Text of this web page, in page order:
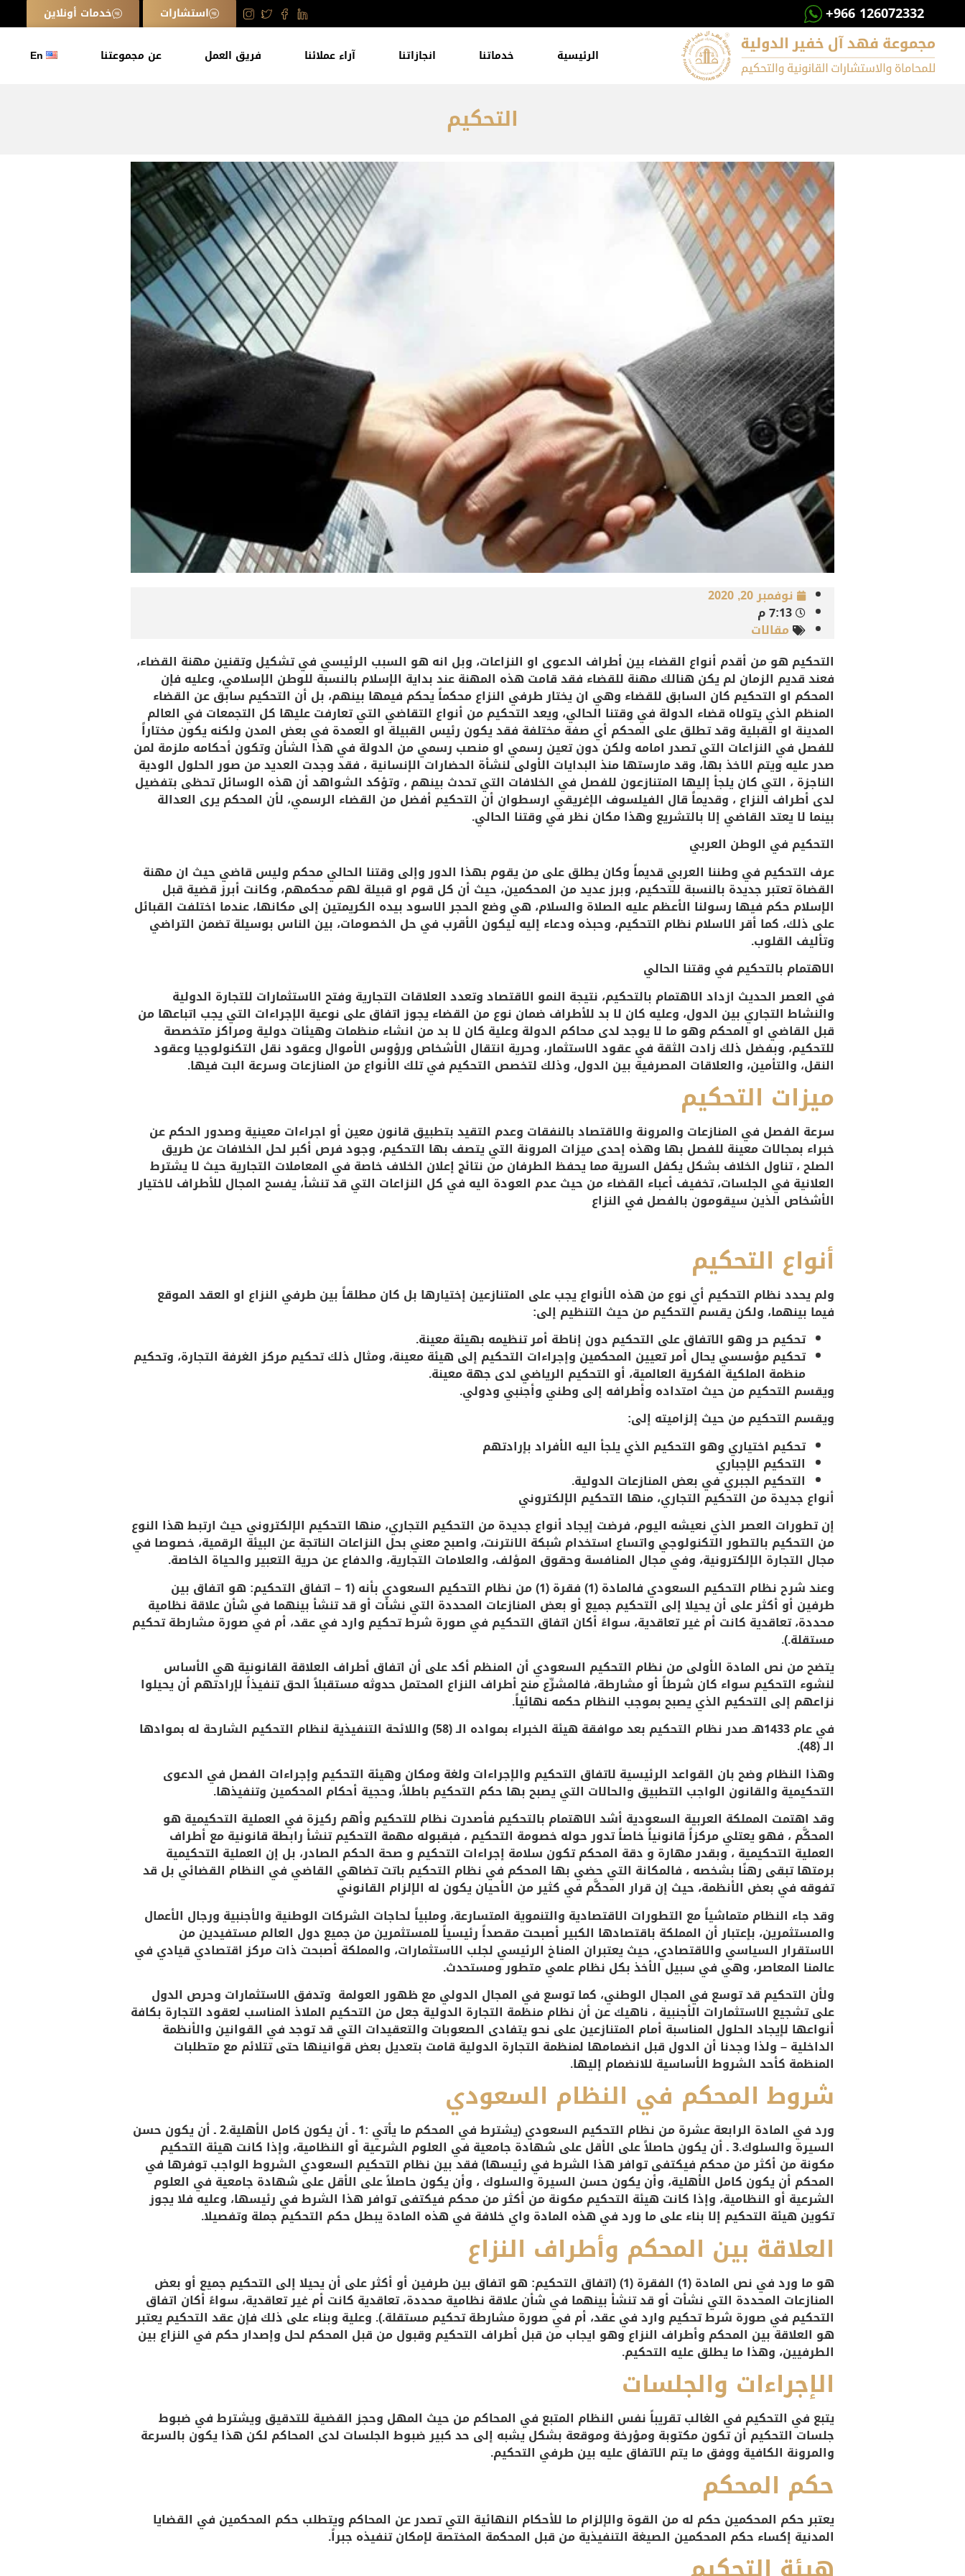
+966 126072332 استشارات خدمات أونلاين
الرئيسية خدماتنا انجازاتنا آراء عملائنا فريق العمل عن مجموعتنا En
التحكيم
نوفمبر 20, 2020
7:13 م
مقالات
التحكيم هو من أقدم أنواع القضاء بين أطراف الدعوى او النزاعات، وبل انه هو السبب الرئيسي في تشكيل وتقنين مهنة القضاء،
فعند قديم الزمان لم يكن هنالك مهنة للقضاء فقد قامت هذه المهنة عند بداية الإسلام بالنسبة للوطن الإسلامي، وعليه فإن
المحكم او التحكيم كان السابق للقضاء وهي ان يختار طرفي النزاع محكماً يحكم فيمها بينهم، بل أن التحكيم سابق عن القضاء
المنظم الذي يتولاه قضاء الدولة في وقتنا الحالي، ويعد التحكيم من أنواع التقاضي التي تعارفت عليها كل التجمعات في العالم
المدينة او القبلية وقد تطلق على المحكم أي صفة مختلفة فقد يكون رئيس القبيلة او العمدة في بعض المدن ولكنه يكون مختاراً
للفصل في النزاعات التي تصدر امامه ولكن دون تعين رسمي او منصب رسمي من الدولة في هذا الشأن وتكون أحكامه ملزمة لمن
صدر عليه ويتم الاخذ بها، وقد مارستها منذ البدايات الأولى لنشأة الحضارات الإنسانية ، فقد وجدت العديد من صور الحلول الودية
الناجزة ، التي كان يلجأ إليها المتنازعون للفصل في الخلافات التي تحدث بينهم ، وتؤكد الشواهد أن هذه الوسائل تحظى بتفضيل
لدى أطراف النزاع ، وقديماً قال الفيلسوف الإغريقي ارسطوان أن التحكيم أفضل من القضاء الرسمي، لأن المحكم يرى العدالة
بينما لا يعتد القاضي إلا بالتشريع وهذا مكان نظر في وقتنا الحالي.
التحكيم في الوطن العربي
عرف التحكيم في وطننا العربي قديماً وكان يطلق على من يقوم بهذا الدور وإلى وقتنا الحالي محكم وليس قاضي حيث ان مهنة
القضاة تعتبر جديدة بالنسبة للتحكيم، وبرز عديد من المحكمين، حيث أن كل قوم او قبيلة لهم محكمهم، وكانت أبرز قضية قبل
الإسلام حكم فيها رسولنا الأعظم عليه الصلاة والسلام، هي وضع الحجر الاسود بيده الكريمتين إلى مكانها، عندما اختلفت القبائل
على ذلك، كما أقر الاسلام نظام التحكيم، وحبذه ودعاء إليه ليكون الأقرب في حل الخصومات، بين الناس بوسيلة تضمن التراضي
وتأليف القلوب.
الاهتمام بالتحكيم في وقتنا الحالي
في العصر الحديث ازداد الاهتمام بالتحكيم، نتيجة النمو الاقتصاد وتعدد العلاقات التجارية وفتح الاستثمارات للتجارة الدولية
والنشاط التجاري بين الدول، وعليه كان لا بد للأطراف ضمان نوع من القضاء يجوز اتفاق على نوعية الإجراءات التي يجب اتباعها من
قبل القاضي او المحكم وهو ما لا يوجد لدى محاكم الدولة وعلية كان لا بد من انشاء منظمات وهيئات دولية ومراكز متخصصة
للتحكيم، وبفضل ذلك زادت الثقة في عقود الاستثمار، وحرية انتقال الأشخاص ورؤوس الأموال وعقود نقل التكنولوجيا وعقود
النقل، والتأمين، والعلاقات المصرفية بين الدول، وذلك لتخصص التحكيم في تلك الأنواع من المنازعات وسرعة البت فيها.
ميزات التحكيم
سرعة الفصل في المنازعات والمرونة والاقتصاد بالنفقات وعدم التقيد بتطبيق قانون معين أو اجراءات معينية وصدور الحكم عن
خبراء بمجالات معينة للفصل بها وهذه إحدى ميزات المرونة التي يتصف بها التحكيم، وجود فرص أكبر لحل الخلافات عن طريق
الصلح ، تناول الخلاف بشكل يكفل السرية مما يحفظ الطرفان من نتائج إعلان الخلاف خاصة في المعاملات التجارية حيث لا يشترط
العلانية في الجلسات، تخفيف أعباء القضاء من حيث عدم العودة اليه في كل النزاعات التي قد تنشأ، يفسح المجال للأطراف لاختيار
الأشخاص الذين سيقومون بالفصل في النزاع
أنواع التحكيم
ولم يحدد نظام التحكيم أي نوع من هذه الأنواع يجب على المتنازعين إختيارها بل كان مطلقاً بين طرفي النزاع او العقد الموقع
فيما بينهما، ولكن يقسم التحكيم من حيث التنظيم إلى:
تحكيم حر وهو الاتفاق على التحكيم دون إناطة أمر تنظيمه بهيئة معينة.
تحكيم مؤسسي يحال أمر تعيين المحكمين وإجراءات التحكيم إلى هيئة معينة، ومثال ذلك تحكيم مركز الغرفة التجارة، وتحكيم
منظمة الملكية الفكرية العالمية، أو التحكيم الرياضي لدى جهة معينة.
ويقسم التحكيم من حيث امتداده وأطرافه إلى وطني وأجنبي ودولي.
ويقسم التحكيم من حيث إلزاميته إلى:
تحكيم اختياري وهو التحكيم الذي يلجأ اليه الأفراد بإرادتهم
التحكيم الإجباري
التحكيم الجبري في بعض المنازعات الدولية.
أنواع جديدة من التحكيم التجاري، منها التحكيم الإلكتروني
إن تطورات العصر الذي نعيشه اليوم، فرضت إيجاد أنواع جديدة من التحكيم التجاري، منها التحكيم الإلكتروني حيث ارتبط هذا النوع
من التحكيم بالتطور التكنولوجي واتساع استخدام شبكة الانترنت، واصبح معني بحل النزاعات الناتجة عن البيئة الرقمية، خصوصا في
مجال التجارة الإلكترونية، وفي مجال المنافسة وحقوق المؤلف، والعلامات التجارية، والدفاع عن حرية التعبير والحياة الخاصة.
وعند شرح نظام التحكيم السعودي فالمادة (1) فقرة (1) من نظام التحكيم السعودي بأنه (1 – اتفاق التحكيم: هو اتفاق بين
طرفين أو أكثر على أن يحيلا إلى التحكيم جميع أو بعض المنازعات المحددة التي نشأت أو قد تنشأ بينهما في شأن علاقة نظامية
محددة، تعاقدية كانت أم غير تعاقدية، سواءً أكان اتفاق التحكيم في صورة شرط تحكيم وارد في عقد، أم في صورة مشارطة تحكيم
مستقلة.).
يتضح من نص المادة الأولى من نظام التحكيم السعودي أن المنظم أكد على أن اتفاق أطراف العلاقة القانونية هي الأساس
لنشوء التحكيم سواء كان شرطاً أو مشارطة، فالمشرِّع منح أطراف النزاع المحتمل حدوثه مستقبلاً الحق تنفيذاً لإرادتهم أن يحيلوا
نزاعهم إلى التحكيم الذي يصبح بموجب النظام حكمه نهائياً.
في عام 1433هـ صدر نظام التحكيم بعد موافقة هيئة الخبراء بمواده الـ (58) واللائحة التنفيذية لنظام التحكيم الشارحة له بموادها
الـ (48).
وهذا النظام وضح بان القواعد الرئيسية لاتفاق التحكيم والإجراءات ولغة ومكان وهيئة التحكيم وإجراءات الفصل في الدعوى
التحكيمية والقانون الواجب التطبيق والحالات التي يصبح بها حكم التحكيم باطلاً، وحجية أحكام المحكمين وتنفيذها.
وقد اهتمت المملكة العربية السعودية أشد الاهتمام بالتحكيم فأصدرت نظام للتحكيم وأهم ركيزة في العملية التحكيمية هو
المحكَّم ، فهو يعتلي مركزاً قانونياً خاصاً تدور حوله خصومة التحكيم ، فبقبوله مهمة التحكيم تنشأ رابطة قانونية مع أطراف
العملية التحكيمية ، وبقدر مهارة و دقة المحكم تكون سلامة إجراءات التحكيم و صحة الحكم الصادر، بل إن العملية التحكيمية
برمتها تبقى رهنًا بشخصه ، فالمكانة التي حضي بها المحكم في نظام التحكيم باتت تضاهي القاضي في النظام القضائي بل قد
تفوقه في بعض الأنظمة، حيث إن قرار المحكَّم في كثير من الأحيان يكون له الإلزام القانوني
وقد جاء النظام متماشياً مع التطورات الاقتصادية والتنموية المتسارعة، وملبياً لحاجات الشركات الوطنية والأجنبية ورجال الأعمال
والمستثمرين، بإعتبار أن المملكة باقتصادها الكبير أصبحت مقصداً رئيسياً للمستثمرين من جميع دول العالم مستفيدين من
الاستقرار السياسي والاقتصادي، حيث يعتبران المناخ الرئيسي لجلب الاستثمارات، والمملكة أصبحت ذات مركز اقتصادي قيادي في
عالمنا المعاصر، وهي في سبيل الأخذ بكل نظام علمي متطور ومستحدث.
ولأن التحكيم قد توسع في المجال الوطني، كما توسع في المجال الدولي مع ظهور العولمة وتدفق الاستثمارات وحرص الدول
على تشجيع الاستثمارات الأجنبية ، ناهيك عن أن نظام منظمة التجارة الدولية جعل من التحكيم الملاذ المناسب لعقود التجارة بكافة
أنواعها لإيجاد الحلول المناسبة أمام المتنازعين على نحو يتفادى الصعوبات والتعقيدات التي قد توجد في القوانين والأنظمة
الداخلية – ولذا وجدنا أن الدول قبل انضمامها لمنظمة التجارة الدولية قامت بتعديل بعض قوانينها حتى تتلائم مع متطلبات
المنظمة كأحد الشروط الأساسية للانضمام إليها.
شروط المحكم في النظام السعودي
ورد في المادة الرابعة عشرة من نظام التحكيم السعودي (يشترط في المحكم ما يأتي :1 ـ أن يكون كامل الأهلية.2 ـ أن يكون حسن
السيرة والسلوك.3 ـ أن يكون حاصلاً على الأقل على شهادة جامعية في العلوم الشرعية أو النظامية، وإذا كانت هيئة التحكيم
مكونة من أكثر من محكم فيكتفى توافر هذا الشرط في رئيسها) فقد بين نظام التحكيم السعودي الشروط الواجب توفرها في
المحكم أن يكون كامل الأهلية، وأن يكون حسن السيرة والسلوك ، وأن يكون حاصلاً على الأقل على شهادة جامعية في العلوم
الشرعية أو النظامية، وإذا كانت هيئة التحكيم مكونة من أكثر من محكم فيكتفى توافر هذا الشرط في رئيسها، وعليه فلا يجوز
تكوين هيئة التحكيم إلا بناء على ما ورد في هذه المادة واي خلافة في هذه المادة يبطل حكم التحكيم جملة وتفصيلا.
العلاقة بين المحكم وأطراف النزاع
هو ما ورد في نص المادة (1) الفقرة (1) (اتفاق التحكيم: هو اتفاق بين طرفين أو أكثر على أن يحيلا إلى التحكيم جميع أو بعض
المنازعات المحددة التي نشأت أو قد تنشأ بينهما في شأن علاقة نظامية محددة، تعاقدية كانت أم غير تعاقدية، سواءً أكان اتفاق
التحكيم في صورة شرط تحكيم وارد في عقد، أم في صورة مشارطة تحكيم مستقلة.). وعلية وبناء على ذلك فإن عقد التحكيم يعتبر
هو العلاقة بين المحكم وأطراف النزاع وهو ايجاب من قبل أطراف التحكيم وقبول من قبل المحكم لحل وإصدار حكم في النزاع بين
الطرفيين، وهذا ما يطلق عليه التحكيم.
الإجراءات والجلسات
يتبع في التحكيم في الغالب تقريباً نفس النظام المتبع في المحاكم من حيث المهل وحجز القضية للتدقيق ويشترط في ضبوط
جلسات التحكيم أن تكون مكتوبة ومؤرخة وموقعة بشكل يشبه إلى حد كبير ضبوط الجلسات لدى المحاكم لكن هذا يكون بالسرعة
والمرونة الكافية ووفق ما يتم الاتفاق عليه بين طرفي التحكيم.
حكم المحكم
يعتبر حكم المحكمين حكم له من القوة والإلزام ما للأحكام النهائية التي تصدر عن المحاكم ويتطلب حكم المحكمين في القضايا
المدنية إكساء حكم المحكمين الصيغة التنفيذية من قبل المحكمة المختصة لإمكان تنفيذه جبراً.